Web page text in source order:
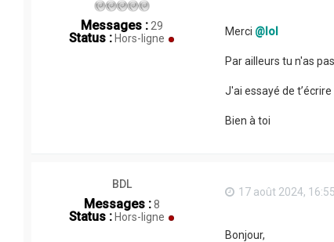
Messages :29
Status : Hors-ligne
Merci @lol
Par ailleurs tu n'as
J'ai essayé de t’écrire
Bien à toi
BDL
Messages :8
Status :Hors-ligne
17 août 2024, 16:55
Bonjour,